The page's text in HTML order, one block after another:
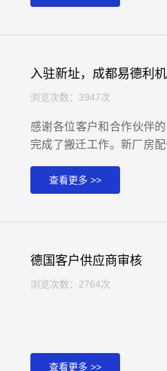
入驻新址，成都易德利
浏览次数：3947次
感谢各位客户和合作伙伴
完成了搬迁工作。新厂房
公司地址位于成都市郫都
查看更多 >>
德国客户供应商审核
浏览次数：2764次
查看更多 >>